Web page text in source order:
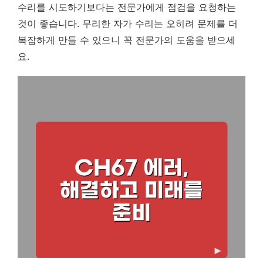
수리를 시도하기보다는 전문가에게 점검을 요청하는
것이 좋습니다. 무리한 자가 수리는 오히려 문제를 더
복잡하게 만들 수 있으니 꼭 전문가의 도움을 받으세
요.